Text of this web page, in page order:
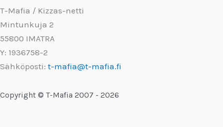
T-Mafia / Kizzas-netti
Mintunkuja 2
55800 IMATRA
Y: 1936758-2
Sähköposti: t-mafia@t-mafia.fi
Copyright © T-Mafia 2007 - 2026